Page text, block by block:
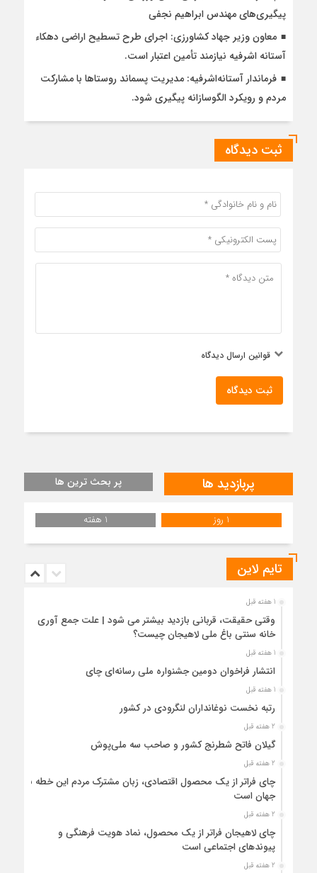
پیگیری‌های مهندس ابراهیم نجفی
معاون وزیر جهاد کشاورزی: اجرای طرح تسطیح اراضی دهکاء
آستانه اشرفیه نیازمند تأمین اعتبار است.
فرماندار آستانه‌اشرفیه: مدیریت پسماند روستاها با مشارکت
مردم و رویکرد الگوسازانه پیگیری شود.
ثبت دیدگاه
قوانین ارسال دیدگاه
ثبت دیدگاه
پربازدید ها پر بحث ترین ها
1 روز 1 هفته
تایم لاین
1 هفته قبل
وقتی حقیقت، قربانی بازدید بیشتر می شود | علت جمع آوری
خانه سنتی باغ ملی لاهیجان چیست؟
1 هفته قبل
انتشار فراخوان دومین جشنواره ملی رسانه‌ای چای
1 هفته قبل
رتبه نخست نوغانداران لنگرودی در کشور
2 هفته قبل
گیلان فاتح شطرنج کشور و صاحب سه ملی‌پوش
2 هفته قبل
چای فراتر از یک محصول اقتصادی، زبان مشترک مردم این خطه با
جهان است
2 هفته قبل
چای لاهیجان فراتر از یک محصول، نماد هویت فرهنگی و
پیوندهای اجتماعی است
2 هفته قبل